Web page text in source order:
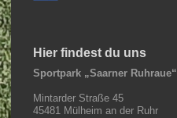
Hier findest du uns
Sportpark „Saarner Ruhraue“
Mintarder Straße 45
45481 Mülheim an der Ruhr